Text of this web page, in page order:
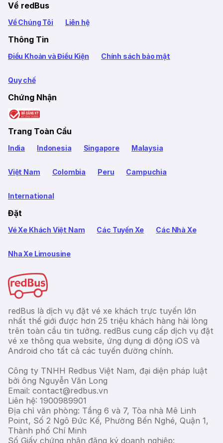
Về redBus
Về Chúng Tôi Liên hệ
Thông Tin
Điều Khoản và Điều Kiện Chính sách bảo mật
Quy chế
Chứng Nhận
Trang Toàn Cầu
India Indonesia Singapore Malaysia
Việt Nam Colombia Peru Campuchia
International
Đặt
Vé Xe Khách Việt Nam Các Tuyến Xe Các Nhà Xe
Nha Xe Limousine
redBus là dịch vụ đặt vé xe khách trực tuyến lớn
nhất thế giới được hơn 25 triệu khách hàng hài lòng
trên toàn cầu tin tưởng. redBus cung cấp dịch vụ đặt
vé xe thông qua website, ứng dụng di động iOS và
Android cho tất cả các tuyến đường chính.
Công ty TNHH Redbus Việt Nam, đại diện pháp luật
bởi ông Nguyễn Văn Long
Email: contact@redbus.vn
Liên hệ: 1900989901
Địa chỉ văn phòng: Tầng 6 và 7, Tòa nhà Mê Linh
Point, Số 2 Ngô Đức Kế, Phường Bến Nghé, Quận 1,
Thành phố Chí Minh
Số Giấy chứng nhận đăng ký doanh nghiệp: